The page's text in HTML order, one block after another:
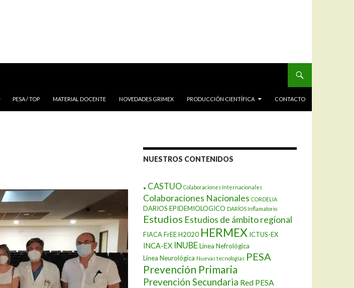
PESA / TOP MATERIAL DOCENTE NOVEDADES GRIMEX PRODUCCIÓN CIENTÍFICA CONTACTO
NUESTROS CONTENIDOS
. CASTUO Colaboraciones Internacionales
Colaboraciones Nacionales CORDELIA
DARIOS EPIDEMIOLOGICO DARÍOS Inflamatorio
Estudios Estudios de ámbito regional
FIACAFrEEH2020 HERMEX ICTUS-EX
INCA-EX INUBELínea Nefrológica
Línea Neurológica Nuevas tecnologías PESA
Prevención Primaria
Prevención Secundaria Red PESA